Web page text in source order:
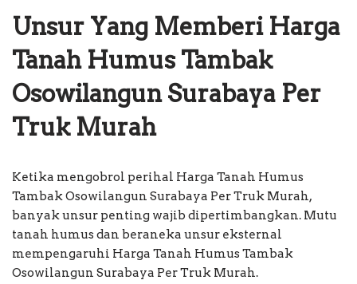
Unsur Yang Memberi Harga
Tanah Humus Tambak
Osowilangun Surabaya Per
Truk Murah
Ketika mengobrol perihal Harga Tanah Humus
Tambak Osowilangun Surabaya Per Truk Murah,
banyak unsur penting wajib dipertimbangkan. Mutu
tanah humus dan beraneka unsur eksternal
mempengaruhi Harga Tanah Humus Tambak
Osowilangun Surabaya Per Truk Murah.